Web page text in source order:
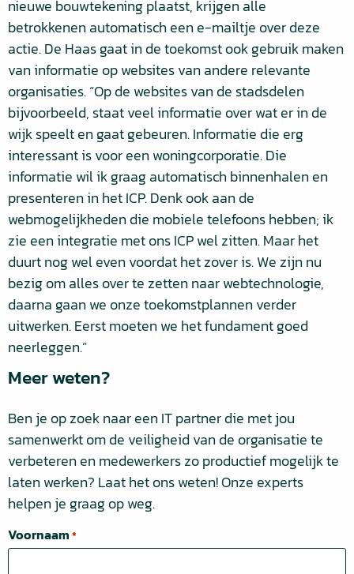
nieuwe bouwtekening plaatst, krijgen alle
betrokkenen automatisch een e-mailtje over deze
actie. De Haas gaat in de toekomst ook gebruik maken
van informatie op websites van andere relevante
organisaties. “Op de websites van de stadsdelen
bijvoorbeeld, staat veel informatie over wat er in de
wijk speelt en gaat gebeuren. Informatie die erg
interessant is voor een woningcorporatie. Die
informatie wil ik graag automatisch binnenhalen en
presenteren in het ICP. Denk ook aan de
webmogelijkheden die mobiele telefoons hebben; ik
zie een integratie met ons ICP wel zitten. Maar het
duurt nog wel even voordat het zover is. We zijn nu
bezig om alles over te zetten naar webtechnologie,
daarna gaan we onze toekomstplannen verder
uitwerken. Eerst moeten we het fundament goed
neerleggen.”
Meer weten?
Ben je op zoek naar een IT partner die met jou
samenwerkt om de veiligheid van de organisatie te
verbeteren en medewerkers zo productief mogelijk te
laten werken? Laat het ons weten! Onze experts
helpen je graag op weg.
Voornaam *